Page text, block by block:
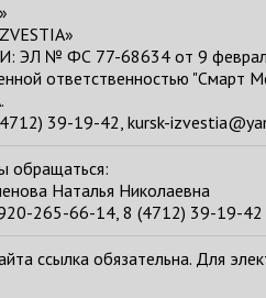
ЭЛ № ФС 77-68634 от 9
ответственностью "Смарт
39-19-42, kursk-
обращаться:
Наталья Николаевна
265-66-14, 8 (4712) 39-19-
ссылка обязательна. Для